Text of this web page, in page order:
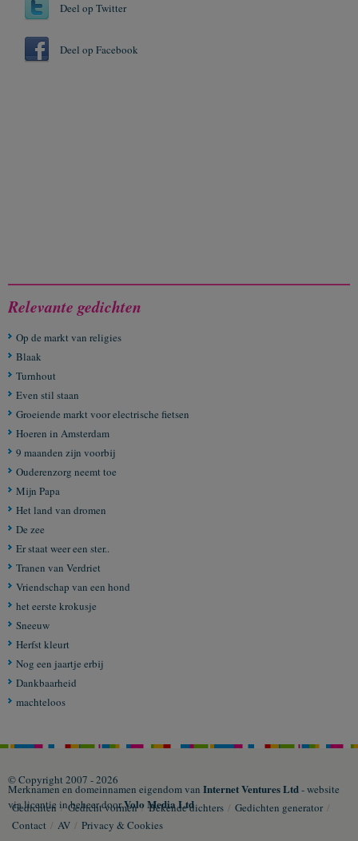
Deel op Twitter
Deel op Facebook
Relevante gedichten
Op de markt van religies
Blaak
Turnhout
Even stil staan
Groeiende markt voor electrische fietsen
Hoeren in Amsterdam
9 maanden zijn voorbij
Ouderenzorg neemt toe
Mijn Papa
Het land van dromen
De zee
Er staat weer een ster..
Tranen van Verdriet
Vriendschap van een hond
het eerste krokusje
Sneeuw
Herfst kleurt
Nog een jaartje erbij
Dankbaarheid
machteloos
© Copyright 2007 - 2026
Gedichten / Gedicht vormen / Bekende dichters / Gedichten generator /
Contact / AV / Privacy & Cookies
Merknamen en domeinnamen eigendom van Internet Ventures Ltd- website
via licentie in beheer doorVolo Media Ltd